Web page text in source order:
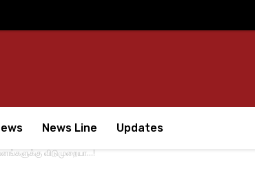
News Line Updates
விடுமுறையா…!